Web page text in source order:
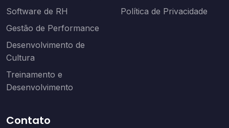
Software de RH
Gestão de Performance
Desenvolvimento de
Cultura
Treinamento e
Desenvolvimento
Política de Privacidade
Contato